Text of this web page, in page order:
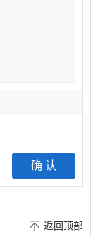
返回顶部